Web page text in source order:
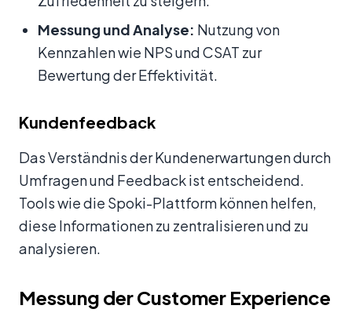
Messung und Analyse: Nutzung von
Kennzahlen wie NPS und CSAT zur
Bewertung der Effektivität.
Kundenfeedback
Das Verständnis der Kundenerwartungen durch
Umfragen und Feedback ist entscheidend.
Tools wie die Spoki-Plattform können helfen,
diese Informationen zu zentralisieren und zu
analysieren.
Messung der Customer Experience